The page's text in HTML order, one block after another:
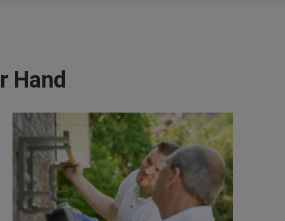
Hand